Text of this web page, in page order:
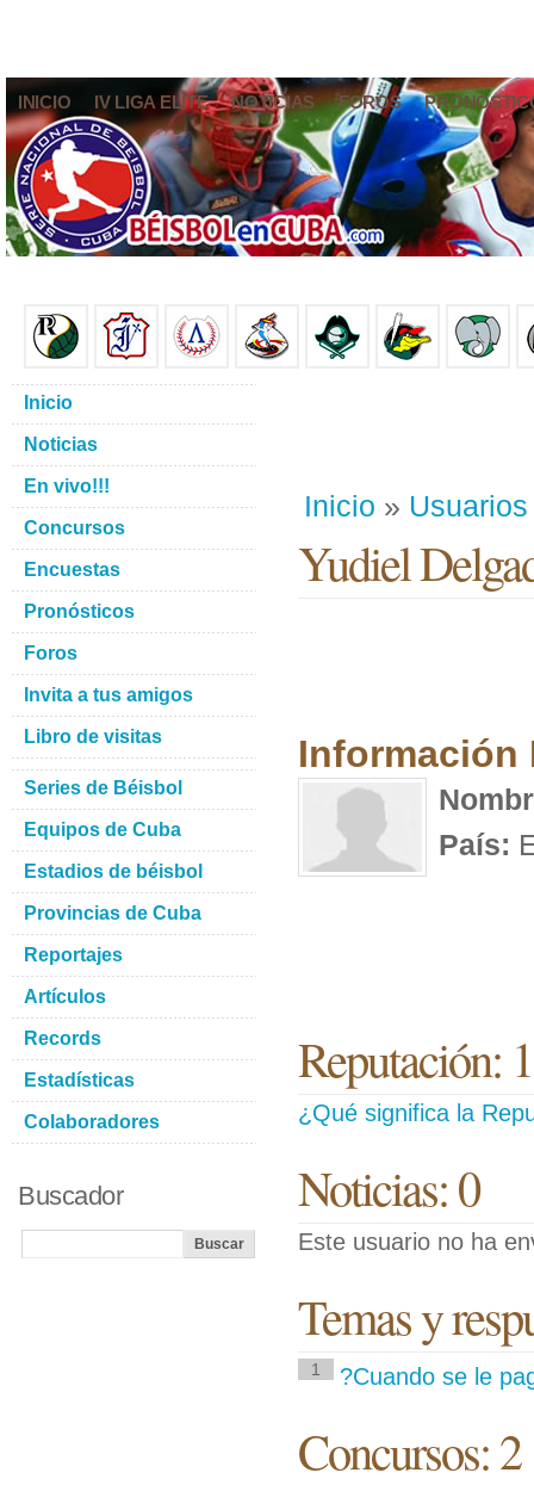
INICIO IV LIGA ELITE NOTICIAS FOROS
Inicio » Usuarios
Yudiel
Información
País:
Reputación:
¿Qué significa la
Noticias: 0
Este usuario no ha
Temas y
1 ?Cuando se le
Concursos: 2
Inicio
Noticias
En vivo!!!
Concursos
Encuestas
Pronósticos
Foros
Invita a tus amigos
Libro de visitas
Series de Béisbol
Equipos de Cuba
Estadios de béisbol
Provincias de Cuba
Reportajes
Artículos
Records
Estadísticas
Colaboradores
Buscador